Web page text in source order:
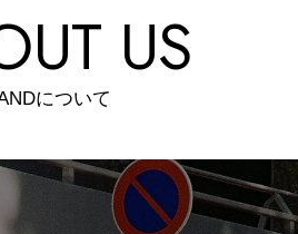
と暮らす理由US
について